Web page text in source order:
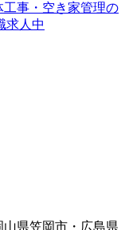
事・空き家管理の
求人中
県笠岡市・広島県